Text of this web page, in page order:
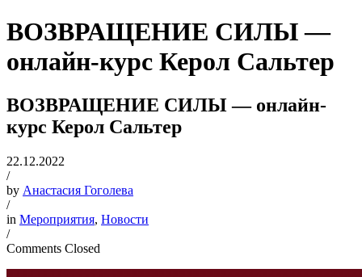
ВОЗВРАЩЕНИЕ СИЛЫ —
онлайн-курс Керол Сальтер
ВОЗВРАЩЕНИЕ СИЛЫ — онлайн-
курс Керол Сальтер
22.12.2022
/
by Анастасия Гоголева
/
in Мероприятия, Новости
/
Comments Closed